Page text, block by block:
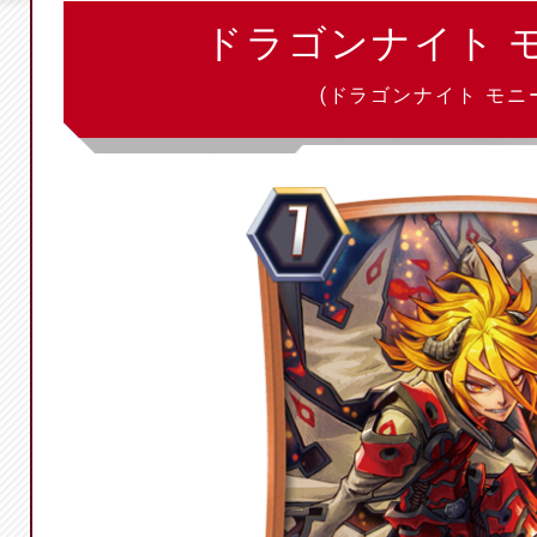
ドラゴンナイト
(ドラゴンナイト モニ